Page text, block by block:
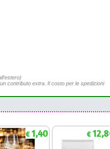
contributo extra. Il costo per le spedizioni
€1,40 €12,86